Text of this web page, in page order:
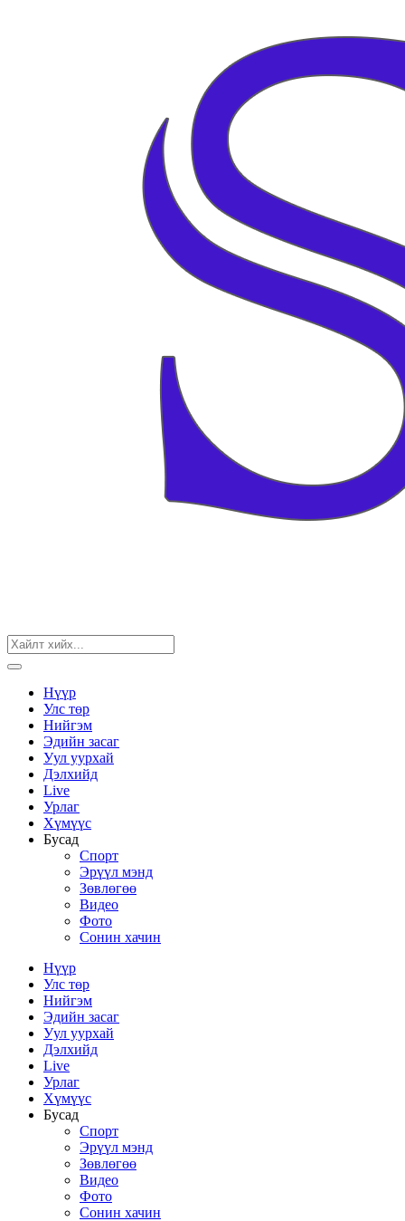
Нүүр
Улс төр
Нийгэм
Эдийн засаг
Уул уурхай
Дэлхийд
Live
Урлаг
Хүмүүс
Бусад
Спорт
Эрүүл мэнд
Зөвлөгөө
Видео
Фото
Сонин хачин
Нүүр
Улс төр
Нийгэм
Эдийн засаг
Уул уурхай
Дэлхийд
Live
Урлаг
Хүмүүс
Бусад
Спорт
Эрүүл мэнд
Зөвлөгөө
Видео
Фото
Сонин хачин